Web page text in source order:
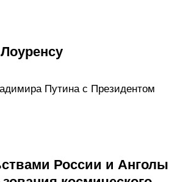
Путина с Президентом
России и Анголы